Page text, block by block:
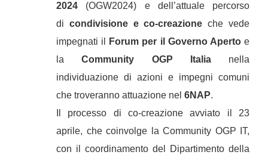
2024 (OGW2024) e dell’attuale percorso
di condivisione e co-creazione che vede
impegnati il
Forum per il Governo Apertoe
laCommunity OGP Italianella
individuazione di azioni e impegni comuni
che troveranno attuazione nel 6NAP.
Il processo di co-creazione avviato il 23
aprile, che coinvolge la Community OGP IT,
con il coordinamento del Dipartimento della